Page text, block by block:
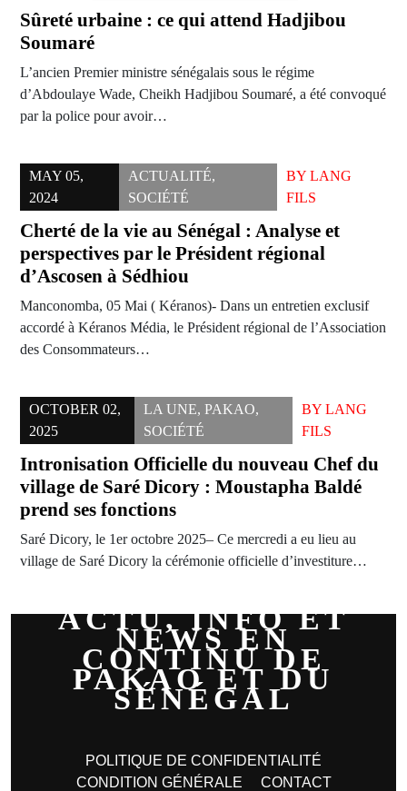
Sûreté urbaine : ce qui attend Hadjibou
Soumaré
L’ancien Premier ministre sénégalais sous le régime
d’Abdoulaye Wade, Cheikh Hadjibou Soumaré, a été convoqué
par la police pour avoir…
MAY 05,
2024
ACTUALITÉ,
SOCIÉTÉ
BYLANG
FILS
Cherté de la vie au Sénégal : Analyse et
perspectives par le Président régional
d’Ascosen à Sédhiou
Manconomba, 05 Mai ( Kéranos)- Dans un entretien exclusif
accordé à Kéranos Média, le Président régional de l’Association
des Consommateurs…
OCTOBER 02,
2025
LA UNE,PAKAO,
SOCIÉTÉ
BY LANG
FILS
Intronisation Officielle du nouveau Chef du
village de Saré Dicory : Moustapha Baldé
prend ses fonctions
Saré Dicory, le 1er octobre 2025– Ce mercredi a eu lieu au
village de Saré Dicory la cérémonie officielle d’investiture…
ACTU, INFO ET
NEWS EN
CONTINU DE
PAKAO ET DU
SÉNÉGAL
POLITIQUE DE CONFIDENTIALITÉ
CONDITION GÉNÉRALE
CONTACT